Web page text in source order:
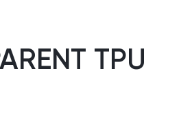
TPU